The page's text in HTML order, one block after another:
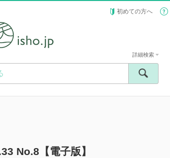
初めての方へ
詳細検索
No.8【電子版】